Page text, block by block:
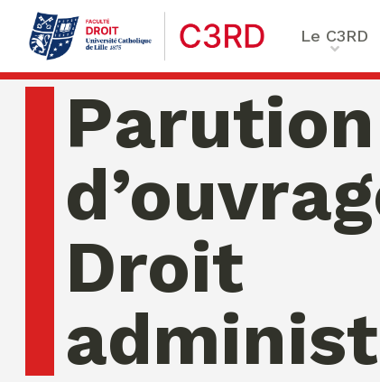
Le C3RD
Qui sommes-nous ?
Nos chercheurs
Chaire Enfance &
Chaire Droit &
santé numérique
Compliance & ESG,
Sustainability
Le
Parution
Droit